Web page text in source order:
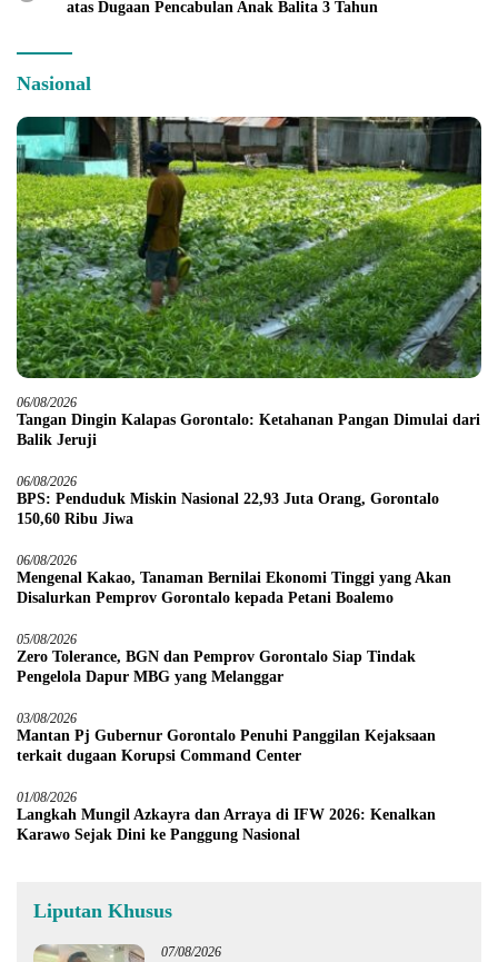
atas Dugaan Pencabulan Anak Balita 3 Tahun
Nasional
06/08/2026
Tangan Dingin Kalapas Gorontalo: Ketahanan Pangan Dimulai dari
Balik Jeruji
06/08/2026
BPS: Penduduk Miskin Nasional 22,93 Juta Orang, Gorontalo
150,60 Ribu Jiwa
06/08/2026
Mengenal Kakao, Tanaman Bernilai Ekonomi Tinggi yang Akan
Disalurkan Pemprov Gorontalo kepada Petani Boalemo
05/08/2026
Zero Tolerance, BGN dan Pemprov Gorontalo Siap Tindak
Pengelola Dapur MBG yang Melanggar
03/08/2026
Mantan Pj Gubernur Gorontalo Penuhi Panggilan Kejaksaan
terkait dugaan Korupsi Command Center
01/08/2026
Langkah Mungil Azkayra dan Arraya di IFW 2026: Kenalkan
Karawo Sejak Dini ke Panggung Nasional
Liputan Khusus
07/08/2026